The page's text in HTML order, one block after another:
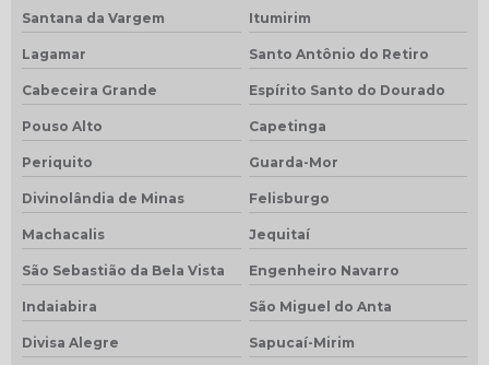
Santana da Vargem Itumirim
Lagamar Santo Antônio do Retiro
Cabeceira Grande Espírito Santo do Dourado
Pouso Alto Capetinga
Periquito Guarda-Mor
Divinolândia de Minas Felisburgo
Machacalis Jequitaí
São Sebastião da Bela Vista Engenheiro Navarro
Indaiabira São Miguel do Anta
Divisa Alegre Sapucaí-Mirim